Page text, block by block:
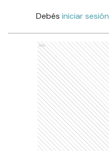
Debés iniciar sesión
Ads